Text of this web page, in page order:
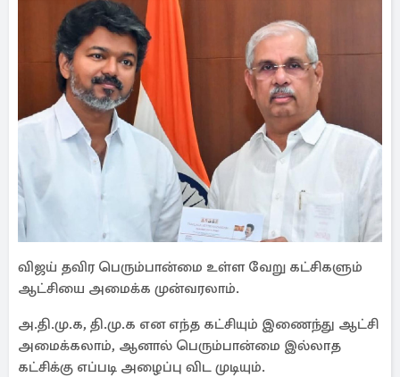
விஜய் தவிர பெரும்பான்மை உள்ள வேறு கட்சிகளும்
ஆட்சியை அமைக்க முன்வரலாம்.
அ.தி.மு.க, தி.மு.க என எந்த கட்சியும் இணைந்து ஆட்சி
அமைக்கலாம், ஆனால் பெரும்பான்மை இல்லாத
கட்சிக்கு எப்படி அழைப்பு விட முடியும்.